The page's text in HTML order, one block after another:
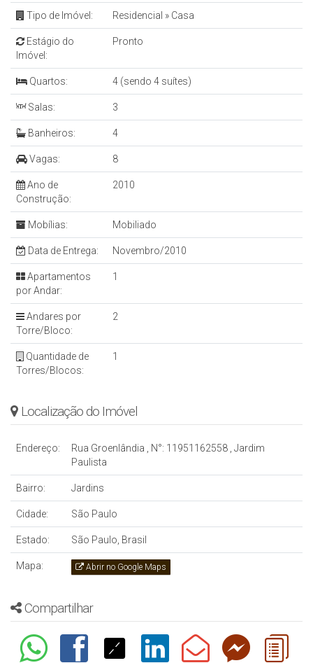
Tipo de Imóvel: Residencial » Casa
Estágio do
Imóvel:
Pronto
Quartos: 4 (sendo 4 suítes)
Salas: 3
Banheiros: 4
Vagas: 8
Ano de
Construção:
2010
Mobílias: Mobiliado
Data de Entrega: Novembro/2010
Apartamentos
por Andar:
1
Andares por
Torre/Bloco:
2
Quantidade de
Torres/Blocos:
1
Localização do Imóvel
Endereço: Rua Groenlândia , N°: 11951162558 , Jardim
Paulista
Bairro: Jardins
Cidade: São Paulo
Estado: São Paulo, Brasil
Mapa: Abrir no Google Maps
Compartilhar